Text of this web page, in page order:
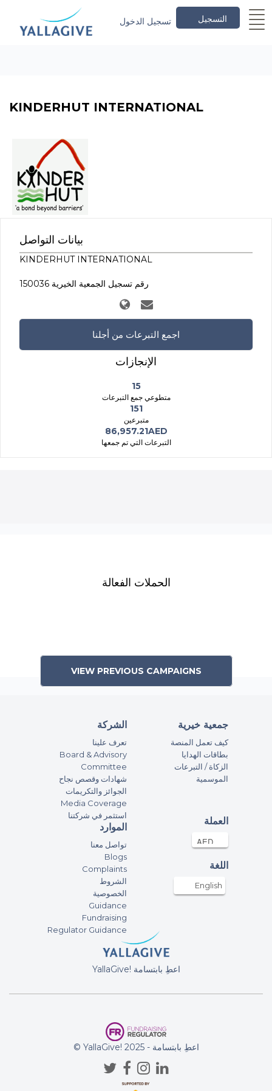
التسجيل تسجيل الدخول
KINDERHUT INTERNATIONAL
بيانات التواصل
KINDERHUT INTERNATIONAL
رقم تسجيل الجمعية الخيرية 150036
اجمع التبرعات من أجلنا
الإنجازات
15
متطوعي جمع التبرعات
151
متبرعين
86,957.21AED
التبرعات التي تم جمعها
الحملات الفعالة
VIEW PREVIOUS CAMPAIGNS
الشركة
تعرف علينا
Board & Advisory
Committee
شهادات وقصص نجاح
الجوائز والتكريمات
Media Coverage
استثمر في شركتنا
جمعية خيرية
كيف تعمل المنصة
بطاقات الهدايا
الزكاة / التبرعات
الموسمية
الموارد
تواصل معنا
Blogs
Complaints
الشروط
الخصوصية
Guidance
Fundraising
Regulator Guidance
العملة
اللغة
English
YallaGive! اعطِ بابتسامة
© YallaGive! اعطِ بابتسامة - 2025